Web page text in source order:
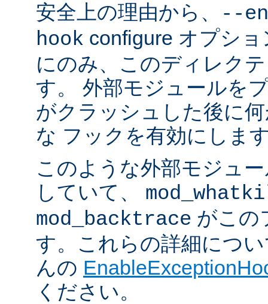
安全上の理由から、
--
hook configure オプシ
にのみ、このディレク
す。 外部モジュールを
がクラッシュした後に
な フックを有効にしま
このような外部モジュ
していて、
mod_backtrace がこの
す。これらの詳細につ
んの
ください。